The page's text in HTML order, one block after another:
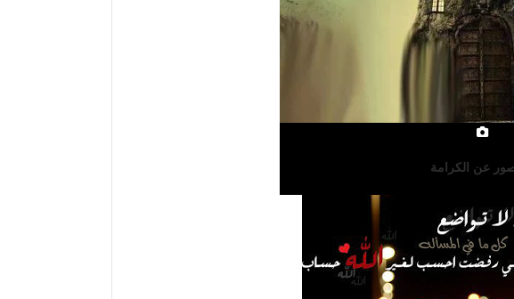
عن الكرامة